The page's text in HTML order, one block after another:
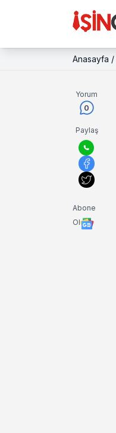
Anasayfa /
Yorum
0
Paylaş
Abone
Ol